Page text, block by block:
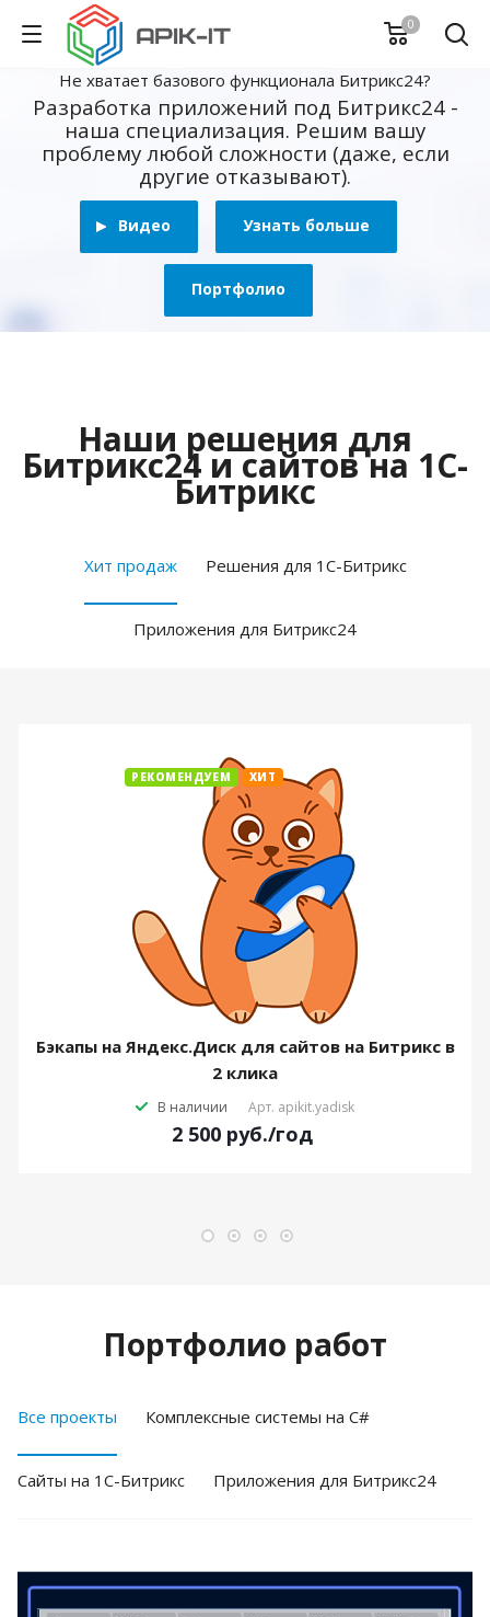
0
Не хватает базового функционала Битрикс24?
Разработка приложений под Битрикс24 -
наша специализация. Решим вашу
проблему любой сложности (даже, если
другие отказывают).
Видео Узнать больше
Портфолио
Наши решения для
Битрикс24 и сайтов на 1С-
Битрикс
Хит продаж Решения для 1С-Битрикс
Приложения для Битрикс24
РЕКОМЕНДУЕМ ХИТ
Бэкапы на Яндекс.Диск для сайтов на Битрикс в
2 клика
В наличии Арт. apikit.yadisk
2 500 руб./год
Портфолио работ
Все проекты Комплексные системы на C#
Cайты на 1С-Битрикс Приложения для Битрикс24